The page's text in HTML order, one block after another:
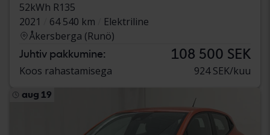
52kWh R135
2021
64 540 km
Elektriline
Åkersberga (Runö)
Juhtiv pakkumine: 108 500 SEK
Koos rahastamisega 924 SEK/kuu
aug 19